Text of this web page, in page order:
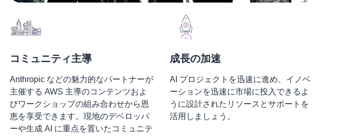
コミュニティ主導
Anthropic などの魅力的なパートナーが
主催する AWS 主導のコンテンツおよ
びワークショップの組み合わせから恩
恵を享受できます。現地のデベロッパ
ーや生成 AI に重点を置いたコミュニテ
成長の加速
AI プロジェクトを迅速に進め、イノベ
ーションを迅速に市場に投入できるよ
うに設計されたリソースとサポートを
活用しましょう。